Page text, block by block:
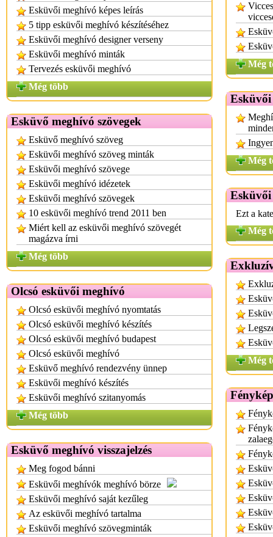
Esküvői meghívó képes leírás
5 tipp esküvői meghívó készítéséhez
Esküvői meghívó designer verseny
Esküvői meghívó minták
Tervezés esküvői meghívó
Még több
Esküvő meghívó szövegek
Esküvő meghívó szöveg
Esküvői meghívó szöveg minták
Esküvői meghívó szövege
Esküvői meghívó idézetek
Esküvői meghívó szövegek
10 esküvői meghívó trend 2011 ben
Miért kell az esküvői meghívó szövegét
magázva írni
Még több
Olcsó esküvői meghívó
Olcsó esküvői meghívó nyomtatás
Olcsó esküvői meghívó készítés
Olcsó esküvői meghívó budapest
Olcsó esküvői meghívó
Esküvő meghívó rendezvény ünnep
Esküvői meghívó készítés
Esküvői meghívó szitanyomás
Még több
Esküvő meghívó visszajelzés
Meg fogod bánni
Esküvői meghívók meghívó börze
Esküvői meghívó saját kezűleg
Az esküvői meghívó tartalma
Esküvői meghívó szövegminták
Még
Még
Ezt a
Még
Még